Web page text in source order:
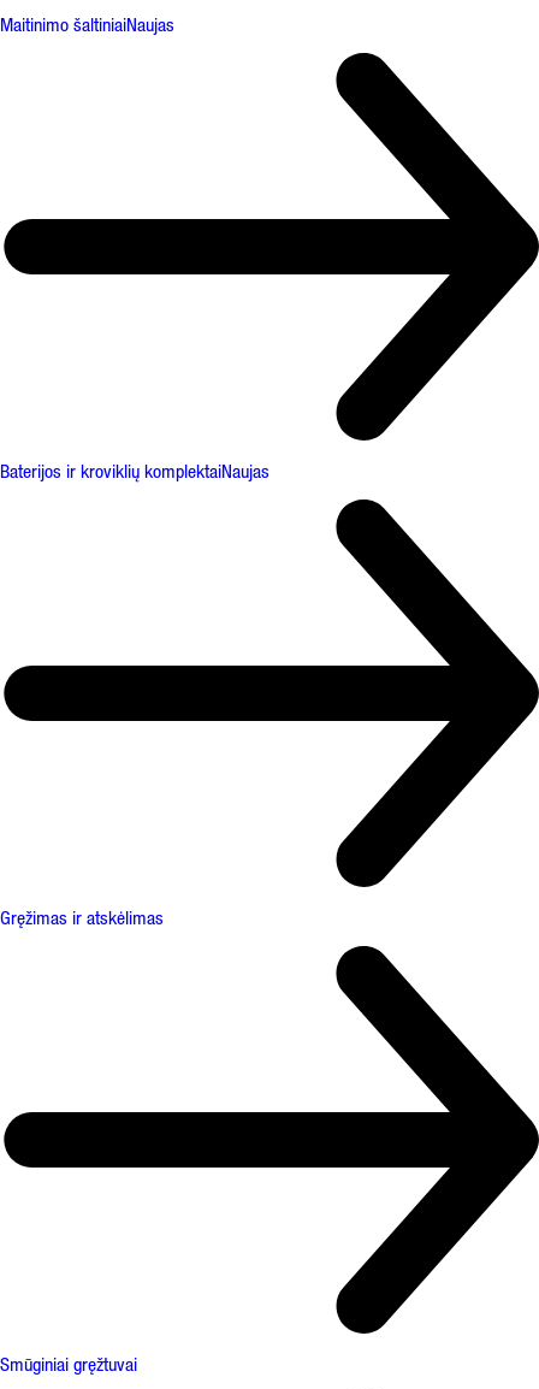
Maitinimo šaltiniaiNaujas
Baterijos ir kroviklių komplektaiNaujas
Gręžimas ir atskėlimas
Smūginiai gręžtuvai